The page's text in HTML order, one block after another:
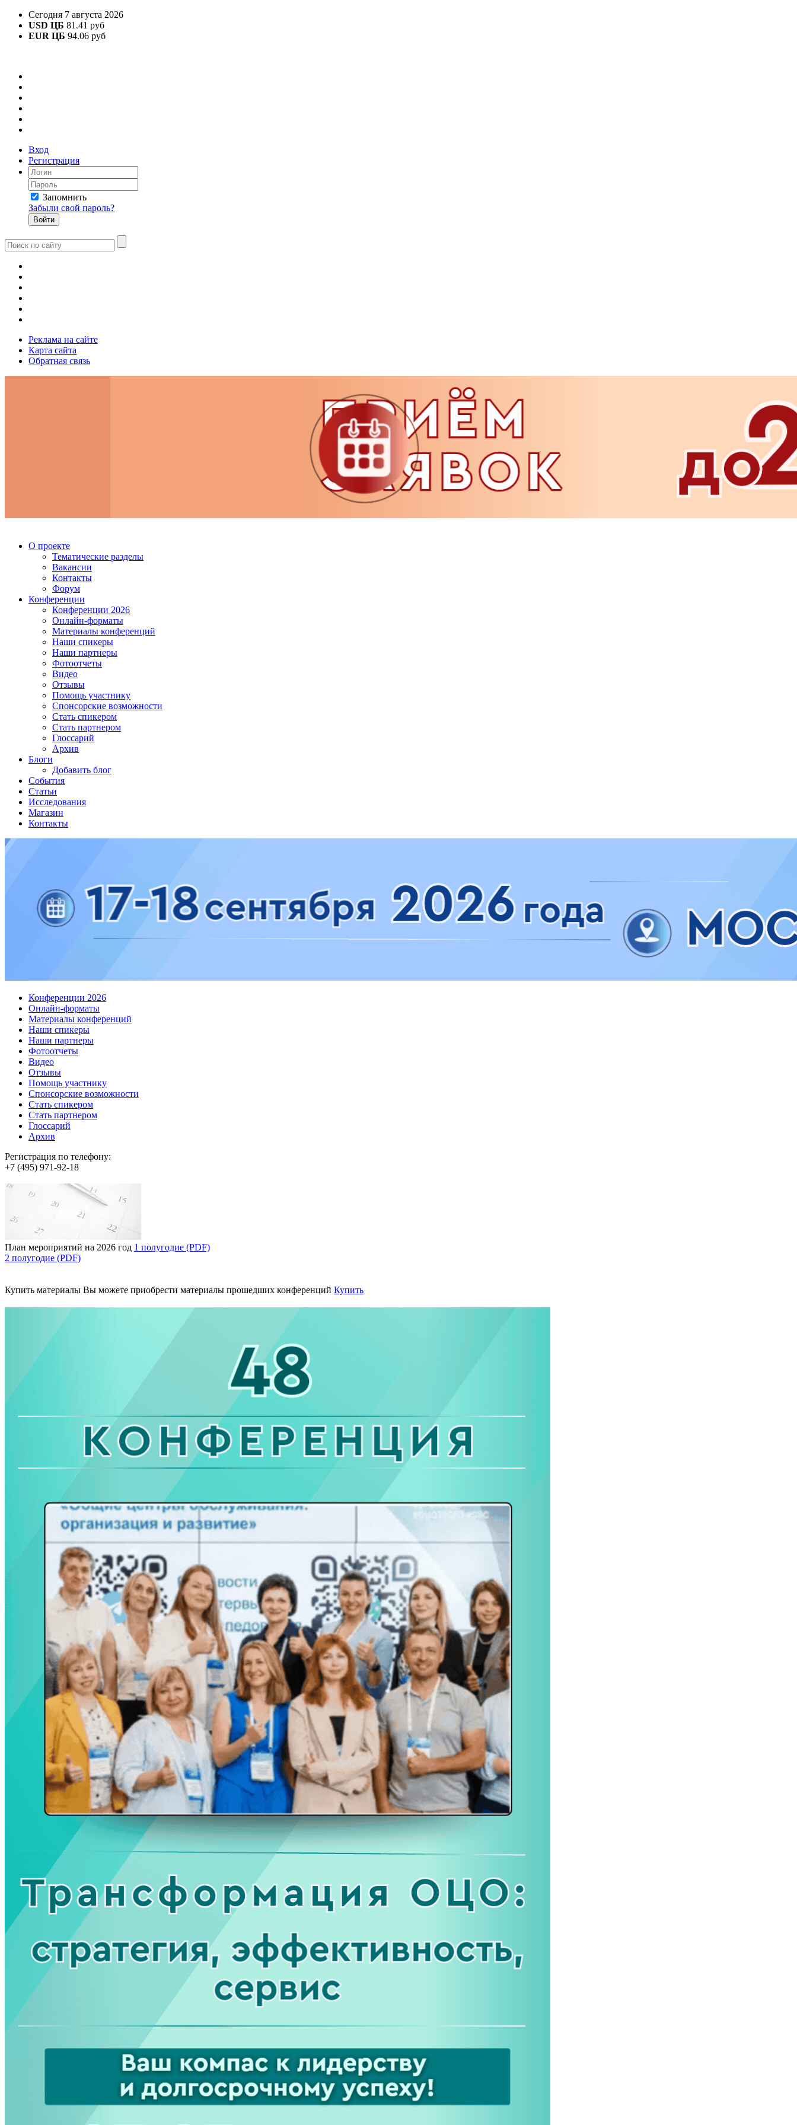
Сегодня 7 августа 2026
USD ЦБ 81.41 руб
EUR ЦБ 94.06 руб
Вход
Регистрация
Запомнить
Забыли свой пароль?
Реклама на сайте
Карта сайта
Обратная связь
О проекте
Тематические разделы
Вакансии
Контакты
Форум
Конференции
Конференции 2026
Онлайн-форматы
Материалы конференций
Наши спикеры
Наши партнеры
Фотоотчеты
Видео
Отзывы
Помощь участнику
Спонсорские возможности
Стать спикером
Стать партнером
Глоссарий
Архив
Блоги
Добавить блог
События
Статьи
Исследования
Магазин
Контакты
Конференции 2026
Онлайн-форматы
Материалы конференций
Наши спикеры
Наши партнеры
Фотоотчеты
Видео
Отзывы
Помощь участнику
Спонсорские возможности
Стать спикером
Стать партнером
Глоссарий
Архив
Регистрация по телефону:
+7 (495) 971-92-18
План мероприятий на 2026 год 1 полугодие (PDF)
2 полугодие (PDF)
Купить материалы Вы можете приобрести материалы прошедших конференций Купить